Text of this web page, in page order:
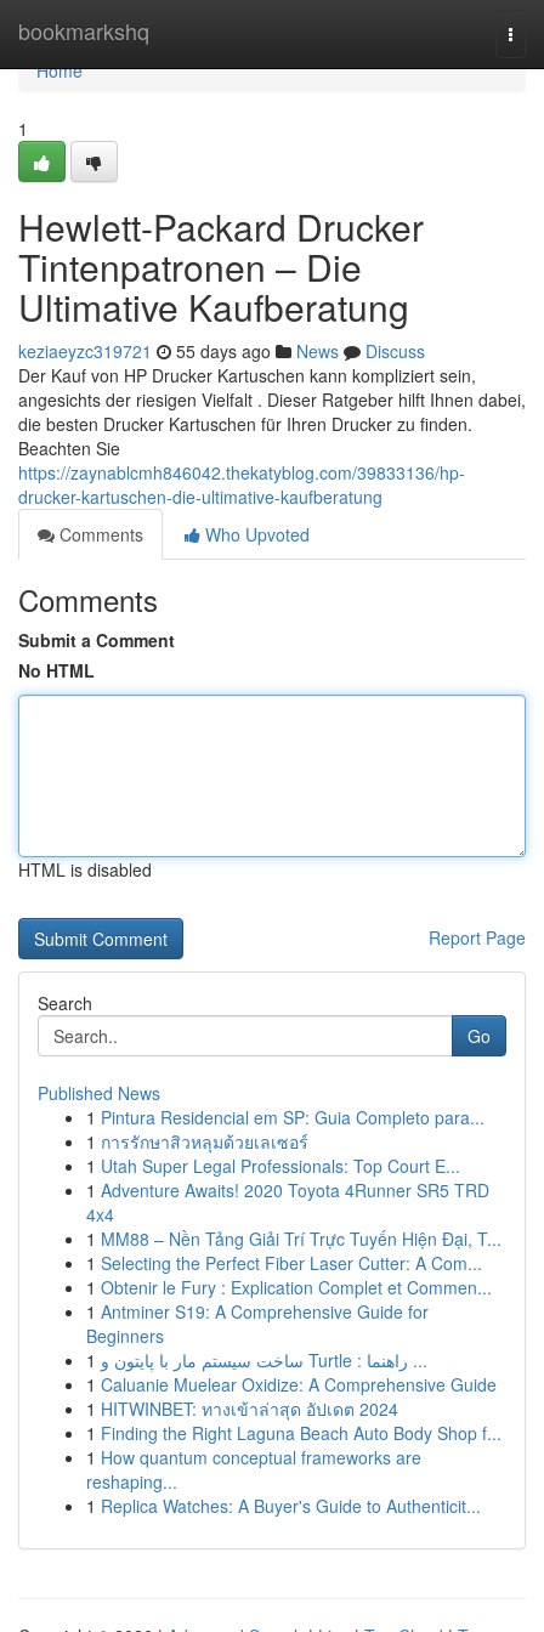
bookmarkshq
Home
Home
1
Hewlett-Packard Drucker
Tintenpatronen – Die
Ultimative Kaufberatung
keziaeyzc319721 55 days ago News
Discuss
Der Kauf von HP Drucker Kartuschen kann kompliziert sein,
angesichts der riesigen Vielfalt . Dieser Ratgeber hilft Ihnen dabei,
die besten Drucker Kartuschen für Ihren Drucker zu finden.
Beachten Sie
https://zaynablcmh846042.thekatyblog.com/39833136/hp-
drucker-kartuschen-die-ultimative-kaufberatung
Comments
Who Upvoted
Comments
Submit a Comment
No HTML
HTML is disabled
Report Page
Search
Go
Published News
1 Pintura Residencial em SP: Guia Completo para...
1 การรักษาสิวหลุมด้วยเลเซอร์
1 Utah Super Legal Professionals: Top Court E...
1 Adventure Awaits! 2020 Toyota 4Runner SR5 TRD
4x4
1 MM88 – Nền Tảng Giải Trí Trực Tuyến Hiện Đại, T...
1 Selecting the Perfect Fiber Laser Cutter: A Com...
1 Obtenir le Fury : Explication Complet et Commen...
1 Antminer S19: A Comprehensive Guide for
Beginners
1
ساخت سیستم مار با پایتون و Turtle : راهنما ...
1 Caluanie Muelear Oxidize: A Comprehensive Guide
1 HITWINBET: ทางเข้าล่าสุด อัปเดต 2024
1 Finding the Right Laguna Beach Auto Body Shop f...
1 How quantum conceptual frameworks are
reshaping...
1 Replica Watches: A Buyer's Guide to Authenticit...